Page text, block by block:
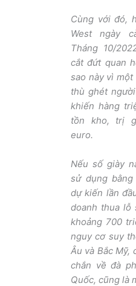
Cùng với đó,
West ngày
Tháng 10/
cắt đứt quan
sao này vì một
thù ghét
khiến hàng
tồn kho, trị
euro.
Nếu số giày
sử dụng bằng
dự kiến lần
doanh thua lỗ
khoảng 700
nguy cơ suy
Âu và Bắc Mỹ,
chắn về đà
Quốc, cũng là